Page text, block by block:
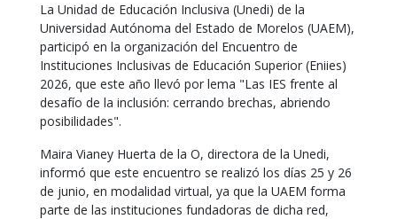
La Unidad de Educación Inclusiva (Unedi) de la
Universidad Autónoma del Estado de Morelos (UAEM),
participó en la organización del Encuentro de
Instituciones Inclusivas de Educación Superior (Eniies)
2026, que este año llevó por lema "Las IES frente al
desafío de la inclusión: cerrando brechas, abriendo
posibilidades".
Maira Vianey Huerta de la O, directora de la Unedi,
informó que este encuentro se realizó los días 25 y 26
de junio, en modalidad virtual, ya que la UAEM forma
parte de las instituciones fundadoras de dicha red,